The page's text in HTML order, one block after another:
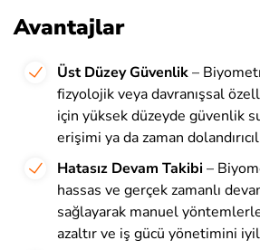
Avantajlar
Üst Düzey Güvenlik–
fizyolojik veya davranışsal
için yüksek düzeyde güvenlik
erişimi ya da zaman
Hatasız Devam Takibi –
hassas ve gerçek zamanlı
sağlayarak manuel
azaltır ve iş gücü yönetimini